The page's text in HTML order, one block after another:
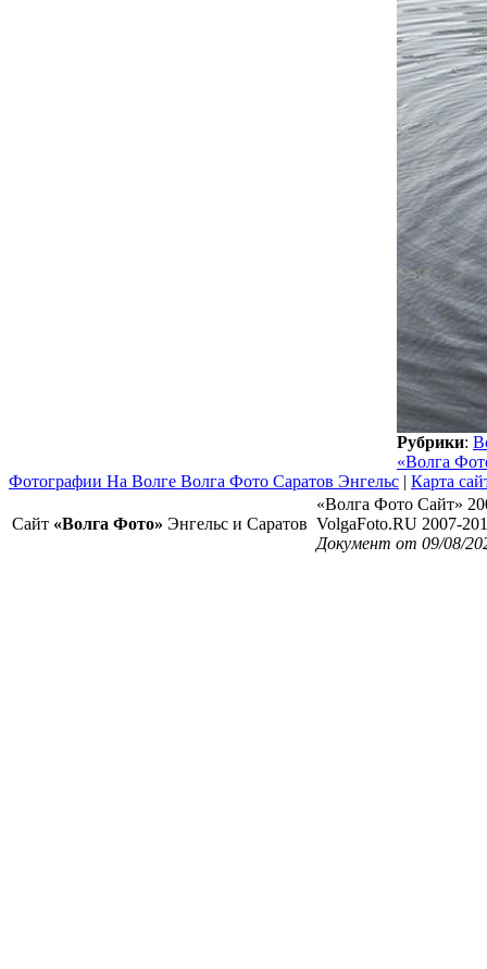
Рубрики:
«Волга
Фотографии На Волге Волга Фото Саратов Энгельс | Карта
Сайт «Волга Фото» Энгельс и Саратов
«Волга Фото Сайт»
VolgaFoto.RU 2007-
Документ от 09/08/